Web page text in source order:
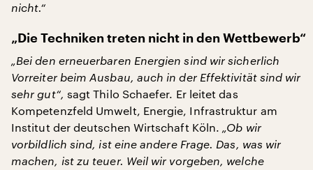
nicht.“
„Die Techniken treten nicht in den Wettbewerb“
„Bei den erneuerbaren Energien sind wir sicherlich
Vorreiter beim Ausbau, auch in der Effektivität sind wir
sehr gut“, sagt Thilo Schaefer. Er leitet das
Kompetenzfeld Umwelt, Energie, Infrastruktur am
Institut der deutschen Wirtschaft Köln. „Ob wir
vorbildlich sind, ist eine andere Frage. Das, was wir
machen, ist zu teuer. Weil wir vorgeben, welche